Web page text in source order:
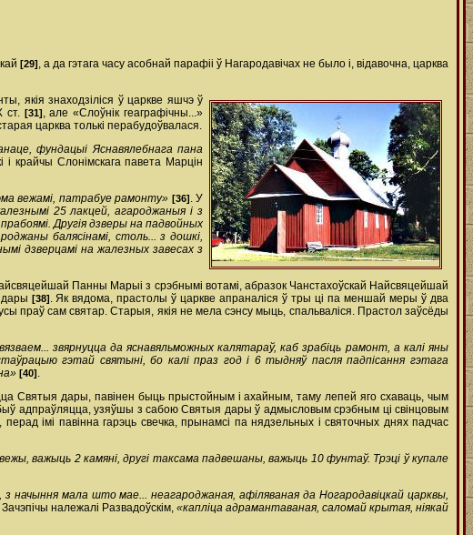
[29], а да гэтага часу асобнай парафіі ў Нагародавічах не было і, відавочна, царква
якія знаходзіліся ў царкве яшчэ ў
ст. [31], але «Слоўнік геаграфічны...»
царква толькі перабудоўвалася.
фундацыі Яснавялебнага пана
і крайчы Слонімскага павета Марцін
вежамі, патрабуе рамонту» [36]. У
25 лакцей, агароджаныя і з
Другія дзверы на падвойных
балясінамі, столь... з дошкі,
дзверцамі на жалезных завесах з
Панны Марыі з срэбнымі вотамі, абразок Чанстахоўскай Найсвяцейшай
дары [38]. Як вядома, прастолы ў царкве апраналіся ў тры ці па меншай меры ў два
праў сам святар. Старыя, якія не мела сэнсу мыць, спальваліся. Прастол заўсёды
звярнуцца да яснавяльможных калятараў, каб зрабіць рамонт, а калі яны
гэтай святыні, бо калі праз год і 6 тыдняў пасля падпісання гэтага
[40].
Святыя дары, павінен быць прыстойным і ахайным, таму лепей яго схаваць, чым
адпраўляцца, узяўшы з сабою Святыя дары ў адмысловым срэбным ці свінцовым
імі павінна гарэць свечка, прынамсі па нядзельных і святочных днях падчас
важыць 2 камяні, другі таксама падвешаны, важыць 10 фунтаў. Трэці ў купале
з начыння мала што мае... неагароджаная, афіляваная да Ногародавіцкай царквы,
Зачэпічы належалі Развадоўскім, «капліца адрамантаваная, саломай крытая, ніякай